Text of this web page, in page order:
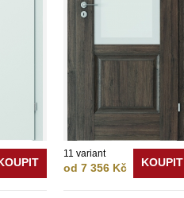
11 variant
od 7 356 Kč KOUPIT